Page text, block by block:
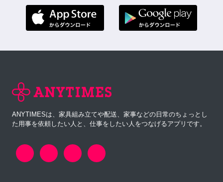
ANYTIMESは、家具組み立てや配送、家事などの日常のちょっとし
た用事を依頼したい人と、仕事をしたい人をつなげるアプリです。